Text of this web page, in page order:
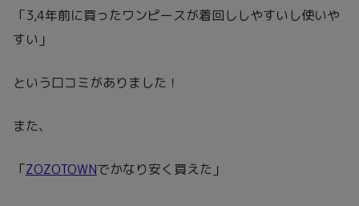
ント！てか物持ちいいな！
「生地がしっかりしてる」